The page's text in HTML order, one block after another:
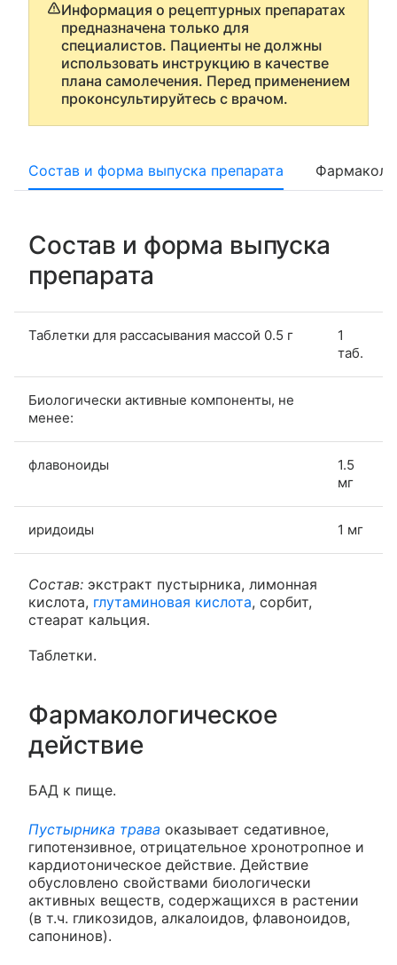
Информация о рецептурных препаратах
предназначена только для
специалистов. Пациенты не должны
использовать инструкцию в качестве
плана самолечения. Перед применением
проконсультируйтесь с врачом.
Состав и форма выпуска препарата
Состав и форма выпуска
препарата
Таблетки для рассасывания массой 0.5 г
1
таб.
Биологически активные компоненты, не
менее:
флавоноиды
1.5
мг
иридоиды 1 мг
Состав: экстракт пустырника, лимонная
кислота, глутаминовая кислота, сорбит,
стеарат кальция.
Таблетки.
Фармакологическое
действие
БАД к пище.
Пустырника трава оказывает седативное,
гипотензивное, отрицательное хронотропное и
кардиотоническое действие. Действие
обусловлено свойствами биологически
активных веществ, содержащихся в растении
(в т.ч. гликозидов, алкалоидов, флавоноидов,
сапонинов).